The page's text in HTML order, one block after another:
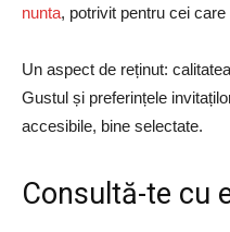
nunta, potrivit pentru cei
Un aspect de reținut:
Gustul și preferințele
accesibile, bine selectate.
Consultă-te cu